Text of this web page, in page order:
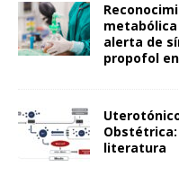
alerta de
propofol
literatura